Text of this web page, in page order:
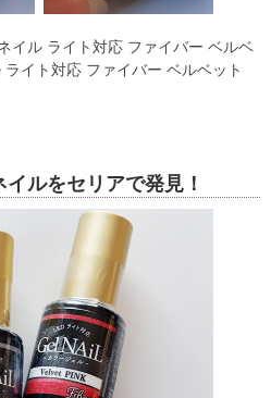
イル ライト対応 ファイバー ベルベ
イト対応 ファイバー ベルベット
ルをセリアで発見！